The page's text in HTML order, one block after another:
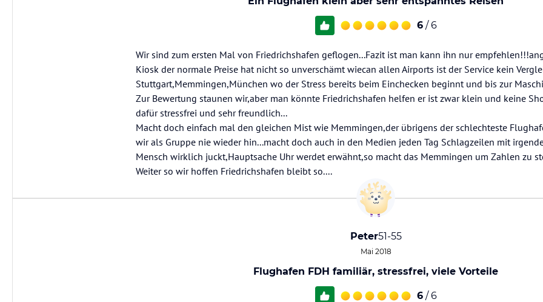
6 / 6
Wir sind zum ersten Mal von Friedrichshafen geflogen...Fazit ist man kann ihn nur
Kiosk der normale Preise hat nicht so unverschämt wiecan allen Airports ist der Service kein
Stuttgart,Memmingen,München wo der Stress bereits beim Einchecken beginnt und bis zur
Zur Bewertung staunen wir,aber man könnte Friedrichshafen helfen er ist zwar klein und keine
dafür stressfrei und sehr freundlich...
Macht doch einfach mal den gleichen Mist wie Memmingen,der übrigens der schlechteste
wir als Gruppe nie wieder hin...macht doch auch in den Medien jeden Tag Schlagzeilen mit
Mensch wirklich juckt,Hauptsache Uhr werdet erwähnt,so macht das Memmingen um Zahlen zu
Weiter so wir hoffen Friedrichshafen bleibt so....
Peter51-55
Mai 2018
Flughafen FDH familiär, stressfrei, viele Vorteile
6 / 6